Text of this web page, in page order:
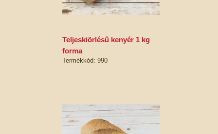
teljeskiörlésû kenyér 1 kg
forma
Termékkód: 990